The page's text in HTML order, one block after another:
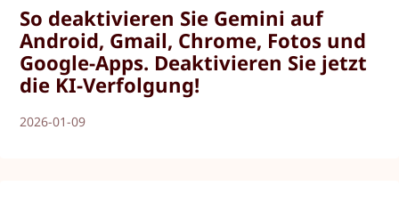
So deaktivieren Sie Gemini auf
Android, Gmail, Chrome, Fotos und
Google-Apps. Deaktivieren Sie jetzt
die KI-Verfolgung!
2026-01-09